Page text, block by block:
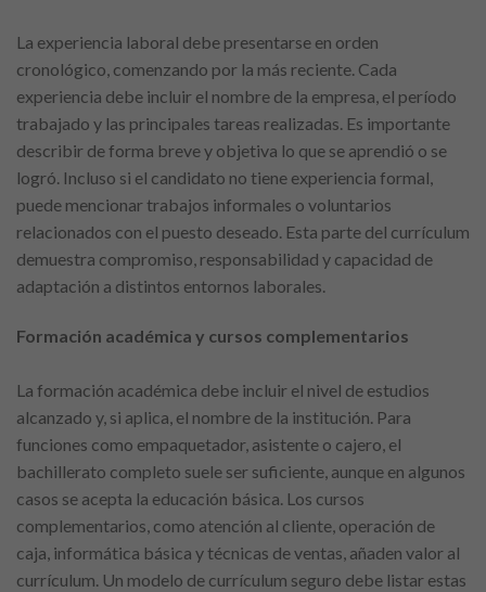
La experiencia laboral debe presentarse en orden
cronológico, comenzando por la más reciente. Cada
experiencia debe incluir el nombre de la empresa, el período
trabajado y las principales tareas realizadas. Es importante
describir de forma breve y objetiva lo que se aprendió o se
logró. Incluso si el candidato no tiene experiencia formal,
puede mencionar trabajos informales o voluntarios
relacionados con el puesto deseado. Esta parte del currículum
demuestra compromiso, responsabilidad y capacidad de
adaptación a distintos entornos laborales.
Formación académica y cursos complementarios
La formación académica debe incluir el nivel de estudios
alcanzado y, si aplica, el nombre de la institución. Para
funciones como empaquetador, asistente o cajero, el
bachillerato completo suele ser suficiente, aunque en algunos
casos se acepta la educación básica. Los cursos
complementarios, como atención al cliente, operación de
caja, informática básica y técnicas de ventas, añaden valor al
currículum. Un modelo de currículum seguro debe listar estas